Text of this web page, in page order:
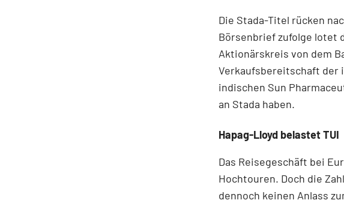
Die Stada-Titel rücken
Börsenbrief zufolge lotet
Aktionärskreis von dem
Verkaufsbereitschaft der
indischen Sun
an Stada haben.
Hapag-Lloyd belastet TUI
Das Reisegeschäft bei
Hochtouren. Doch die
dennoch keinen Anlass